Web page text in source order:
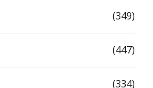
(349)
(447)
(334)